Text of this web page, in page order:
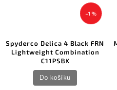
–1 %
Spyderco Delica 4 Black FRN
Lightweight Combination
C11PSBK
Do košíku